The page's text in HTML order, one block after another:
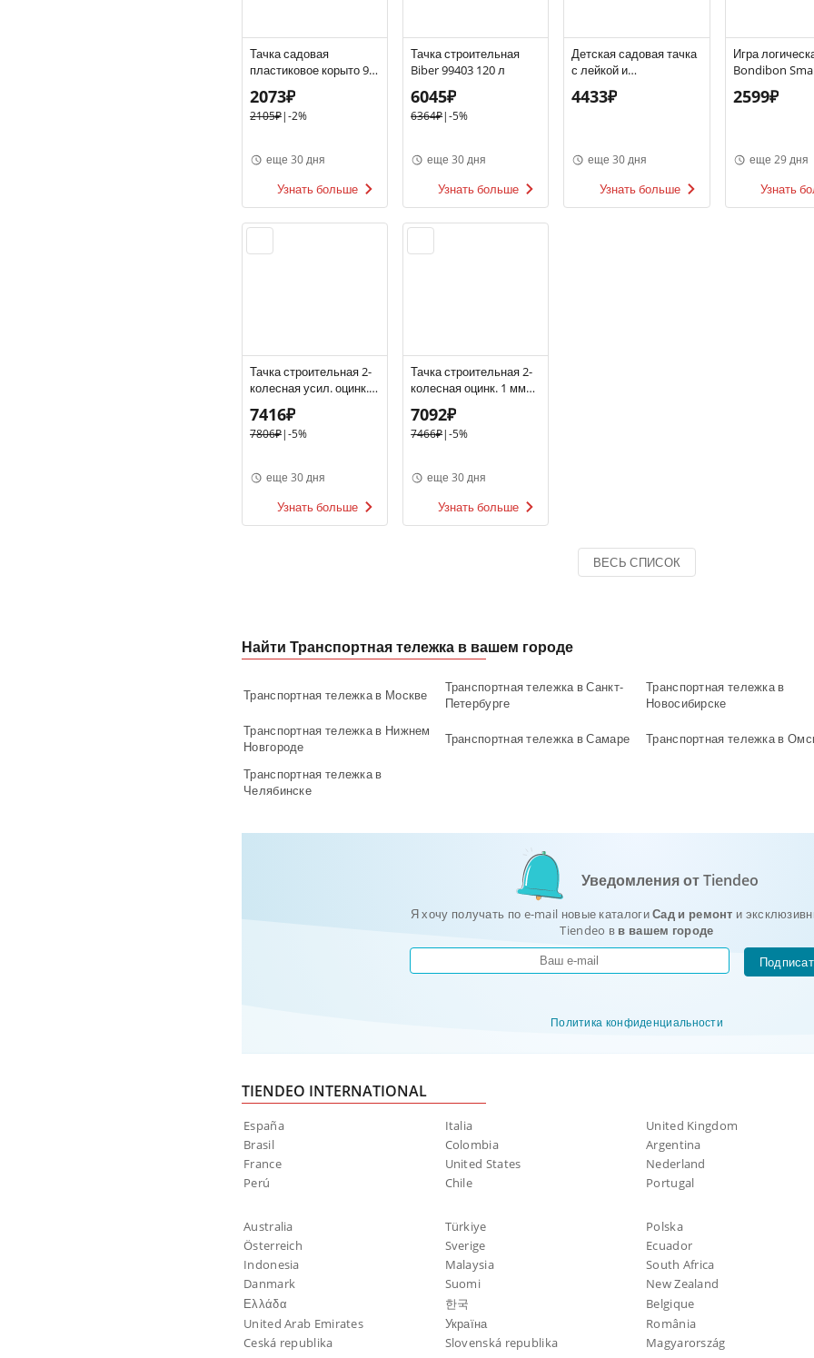
Тачка садовая
пластиковое корыто 90
2073₽
2105₽|-2%
еще 30 дня
Узнать больше
Тачка строительная
Biber 99403 120 л
6045₽
6364₽|-5%
еще 30 дня
Узнать больше
Детская садовая тачка
с лейкой и
аксессуарами, Ecoiffier,
Франция
4433₽
еще 30 дня
Узнать больше
Игра
Bondibon
2599₽
еще 29 дня
Узнать
Тачка строительная 2-
колесная усил. оцинк. 1
мм Biber 99405 70 л
7416₽
7806₽|-5%
еще 30 дня
Узнать больше
Тачка строительная 2-
колесная оцинк. 1 мм
Biber 99404 78 л
7092₽
7466₽|-5%
еще 30 дня
Узнать больше
ВЕСЬ СПИСОК
Найти Транспортная тележка в вашем городе
Транспортная тележка в Москве
Транспортная тележка в Санкт-
Петербурге
Транспортная тележка в
Новосибирске
Транспортная тележка в Нижнем
Новгороде
Транспортная тележка в Самаре Транспортная тележка в
Транспортная тележка в
Челябинске
Уведомления от Tiendeo
Я хочу получать по e-mail новые каталогиСад и ремонт и
Tiendeo в в вашем городе
Политика конфиденциальности
TIENDEO INTERNATIONAL
España Italia United Kingdom
Brasil
Colombia Argentina
France
United States Nederland
Perú
Chile
Portugal
Australia
Türkiye Polska
Österreich
Sverige Ecuador
Indonesia
Malaysia South Africa
Danmark
Suomi New Zealand
Ελλάδα
한국 Belgique
United Arab Emirates
Україна România
Ceská republika
Slovenská republika Magyarország